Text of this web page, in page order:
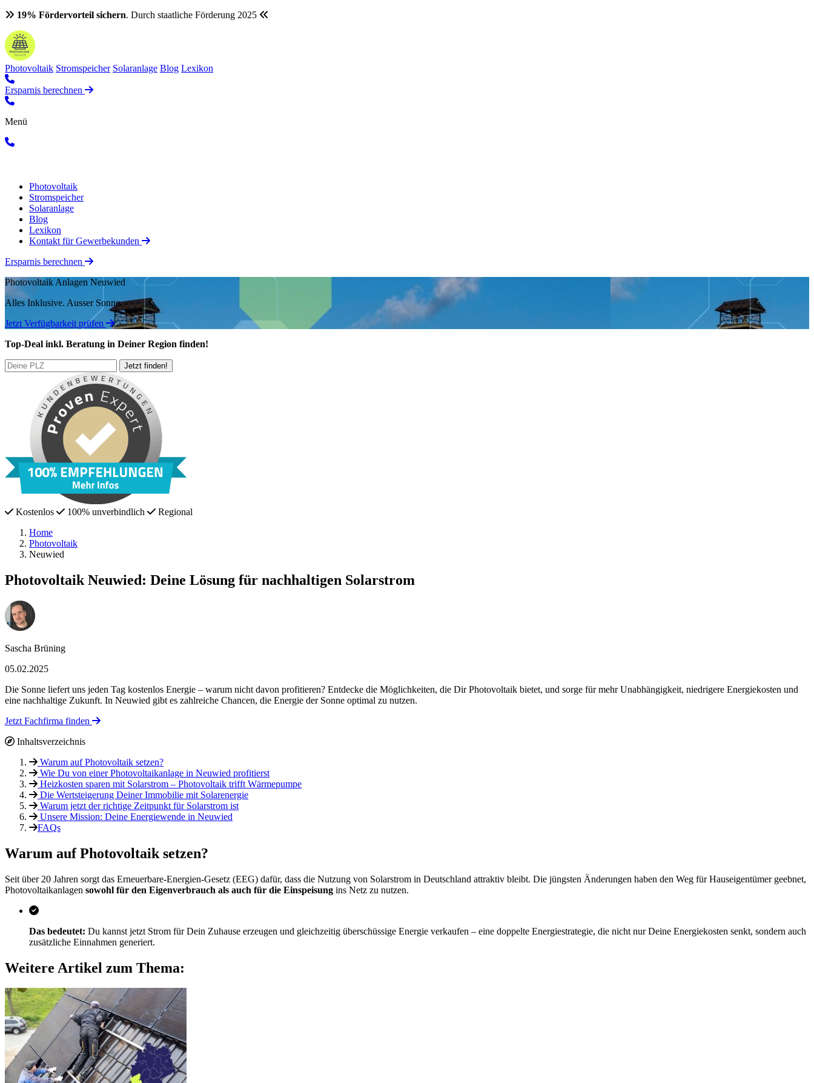
19% Fördervorteil sichern. Durch staatliche Förderung 2025
Photovoltaik Stromspeicher Solaranlage Blog Lexikon
Ersparnis berechnen
Menü
Photovoltaik
Stromspeicher
Solaranlage
Blog
Lexikon
Kontakt für Gewerbekunden
Ersparnis berechnen
Photovoltaik Anlagen Neuwied
Alles Inklusive. Ausser Sonne.
Jetzt Verfügbarkeit prüfen
Top-Deal inkl. Beratung in Deiner Region finden!
Kostenlos 100% unverbindlich
Regional
Home
Photovoltaik
Neuwied
Photovoltaik Neuwied: Deine Lösung für nachhaltigen Solarstrom
Sascha Brüning
05.02.2025
Die Sonne liefert uns jeden Tag kostenlos Energie – warum nicht davon profitieren? Entdecke die Möglichkeiten, die Dir Photovoltaik bietet, und sorge für mehr Unabhängigkeit, niedrigere Energiekosten und
eine nachhaltige Zukunft. In Neuwied gibt es zahlreiche Chancen, die Energie der Sonne optimal zu nutzen.
Jetzt Fachfirma finden
Inhaltsverzeichnis
Warum auf Photovoltaik setzen?
Wie Du von einer Photovoltaikanlage in Neuwied profitierst
Heizkosten sparen mit Solarstrom – Photovoltaik trifft Wärmepumpe
Die Wertsteigerung Deiner Immobilie mit Solarenergie
Warum jetzt der richtige Zeitpunkt für Solarstrom ist
Unsere Mission: Deine Energiewende in Neuwied
FAQs
Warum auf Photovoltaik setzen?
Seit über 20 Jahren sorgt das Erneuerbare-Energien-Gesetz (EEG) dafür, dass die Nutzung von Solarstrom in Deutschland attraktiv bleibt. Die jüngsten Änderungen haben den Weg für Hauseigentümer geebnet,
Photovoltaikanlagen sowohl für den Eigenverbrauch als auch für die Einspeisung ins Netz zu nutzen.
Das bedeutet: Du kannst jetzt Strom für Dein Zuhause erzeugen und gleichzeitig überschüssige Energie verkaufen – eine doppelte Energiestrategie, die nicht nur Deine Energiekosten senkt, sondern auch
zusätzliche Einnahmen generiert.
Weitere Artikel zum Thema: